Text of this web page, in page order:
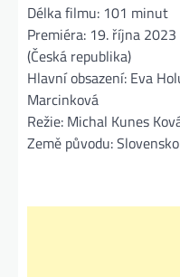
Délka filmu: 101 minut
Premiéra: 19. října
(Česká republika)
Hlavní obsazení: Eva
Marcinková
Režie: Michal Kunes
Země původu: